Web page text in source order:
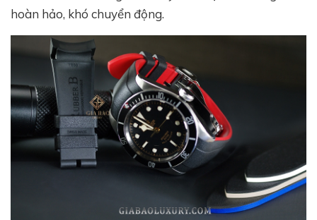
hoàn hảo, khó chuyển động.